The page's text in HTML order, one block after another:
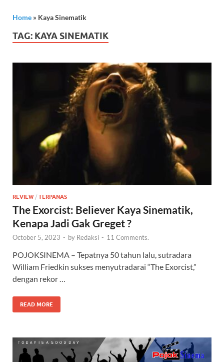
Home » Kaya Sinematik
TAG: KAYA SINEMATIK
REVIEW / TERPANAS
The Exorcist: Believer Kaya Sinematik,
Kenapa Jadi Gak Greget ?
October 5, 2023 - by Redaksi - 11 Comments.
POJOKSINEMA – Tepatnya 50 tahun lalu, sutradara
William Friedkin sukses menyutradarai “The Exorcist,”
dengan rekor …
READ MORE